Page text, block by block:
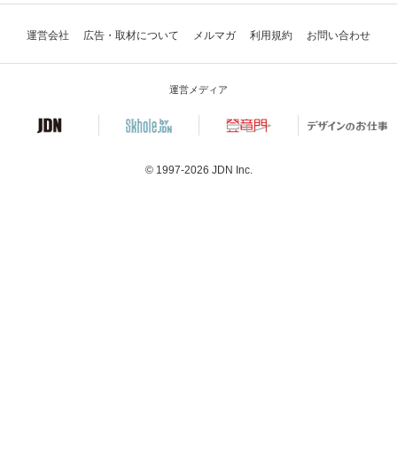
運営会社 広告・取材について メルマガ 利用規約 お問い合わせ
運営メディア
© 1997-2026 JDN Inc.